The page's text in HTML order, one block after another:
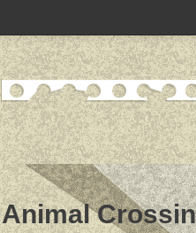
Animal